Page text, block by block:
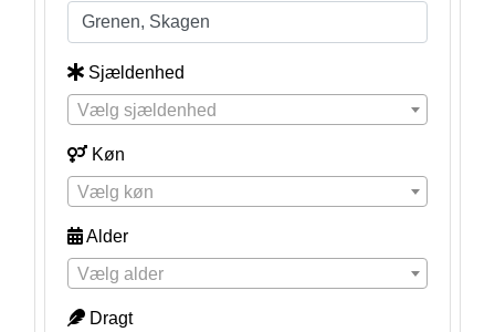
Sjældenhed
Vælg sjældenhed
Køn
Vælg køn
Alder
Vælg alder
Dragt